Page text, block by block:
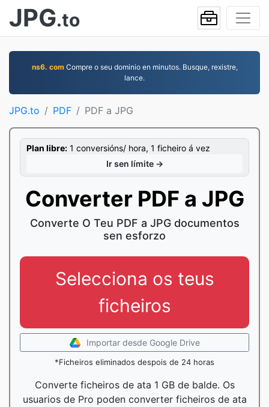
JPG.to
ns6. comCompre o seu dominio en minutos. Busque, rexistre,
lance.
JPG.to PDF PDF a JPG
Plan libre: 1 conversións/ hora, 1 ficheiro á vez
Ir sen límite →
Converter PDF a JPG
Converte O Teu PDF a JPG documentos
sen esforzo
Selecciona os teus
ficheiros
Importar desde Google Drive
*Ficheiros eliminados despois de 24 horas
Converte ficheiros de ata 1 GB de balde. Os
usuarios de Pro poden converter ficheiros de ata